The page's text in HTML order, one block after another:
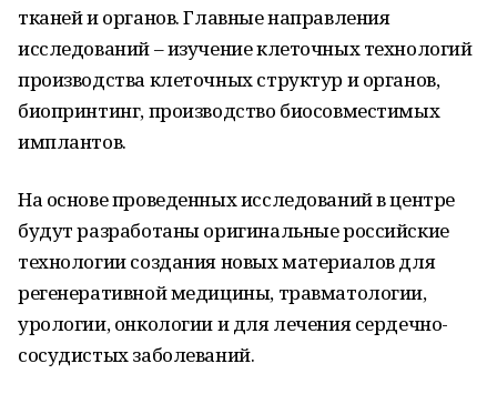
тканей и органов. Главные направления
исследований – изучение клеточных технологий
производства клеточных структур и органов,
биопринтинг, производство биосовместимых
имплантов.
На основе проведенных исследований в центре
будут разработаны оригинальные российские
технологии создания новых материалов для
регенеративной медицины, травматологии,
урологии, онкологии и для лечения сердечно-
сосудистых заболеваний.